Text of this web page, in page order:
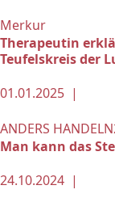
Merkur
Therapeutin
Teufelskreis der
01.01.2025 |
ANDERS
Man kann das
24.10.2024 |